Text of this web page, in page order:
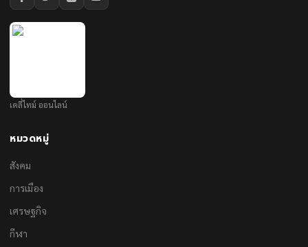
เดลี่ไทม์ ออนไลน์
หมวดหมู่
สังคม
การเมือง
เศรษฐกิจ
กีฬา